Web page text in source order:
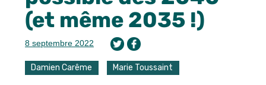
(et même 2035 !)
8 septembre 2022
Damien Carême Marie Toussaint